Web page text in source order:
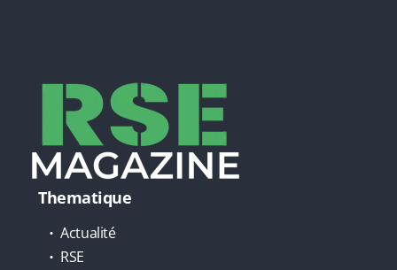
Thematique
Actualité
RSE